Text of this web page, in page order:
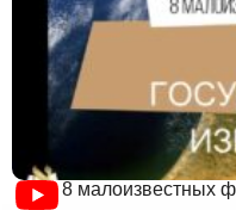
8 малоизвестных